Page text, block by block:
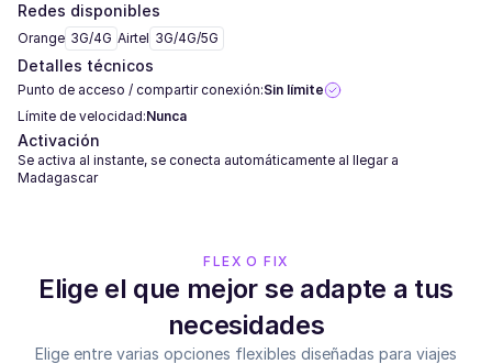
Redes disponibles
Orange 3G/4G Airtel 3G/4G/5G
Detalles técnicos
Punto de acceso / compartir conexión:Sin límite
Límite de velocidad:Nunca
Activación
Se activa al instante, se conecta automáticamente al llegar a
Madagascar
FLEX O FIX
Elige el que mejor se adapte a tus
necesidades
Elige entre varias opciones flexibles diseñadas para viajes